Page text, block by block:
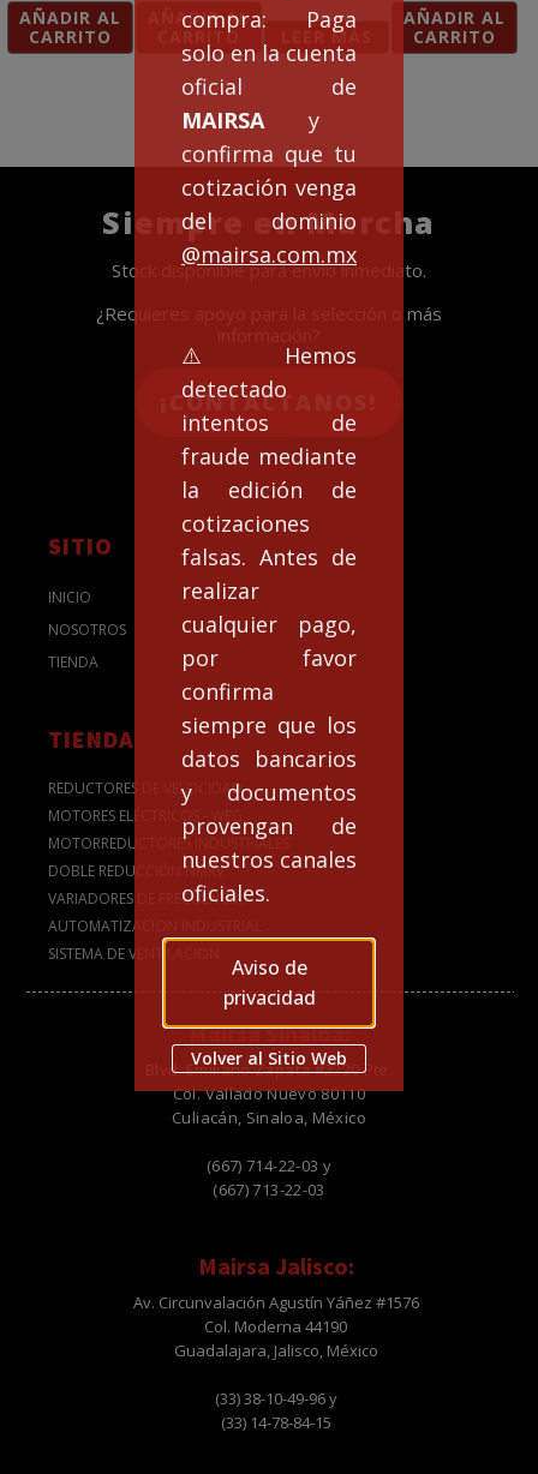
compra: Paga
solo en la cuenta
oficial de
MAIRSA y
confirma que tu
cotización venga
del dominio
@mairsa.com.mx
⚠️Hemos
detectado
intentos de
fraude mediante
la edición de
cotizaciones
falsas. Antes de
realizar
cualquier pago,
por favor
confirma
siempre que los
datos bancarios
y documentos
provengan de
nuestros canales
oficiales.
Aviso de
privacidad
Volver al Sitio Web
AÑADIR AL
CARRITO
AÑADIR AL
CARRITO
LEER MÁS
AÑADIR AL
CARRITO
Siempre en Marcha
Stock disponible para envío inmediato.
¿Requieres apoyo para la selección o más
¡CONTACTANOS!
SITIO
INICIO
NOSOTROS
TIENDA
TIENDA
REDUCTORES DE VELOCIDAD
MOTORES ELÉCTRICOS - WEG
MOTORREDUCTORES INDUSTRIALES
DOBLE REDUCCIÓN NMRV
VARIADORES DE FRECUENCIA
AUTOMATIZACION INDUSTRIAL
SISTEMA DE VENTILACION
Mairsa Sinaloa:
Blvd. Emiliano Zapata #2220 Pte.
Col. Vallado Nuevo 80110
Culiacán, Sinaloa, México
(667) 714-22-03 y
(667) 713-22-03
Mairsa Jalisco:
Av. Circunvalación Agustín Yáñez #1576
Col. Moderna 44190
Guadalajara, Jalisco, México
(33) 38-10-49-96 y
(33) 14-78-84-15